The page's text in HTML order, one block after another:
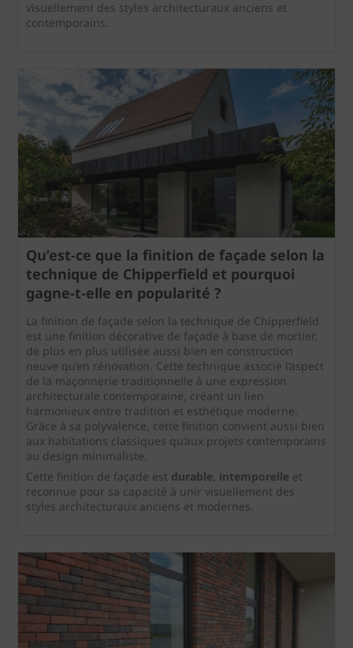
visuellement des styles architecturaux anciens et
contemporains.
Qu’est-ce que la finition de façade selon la
technique de Chipperfield et pourquoi
gagne‑t‑elle en popularité ?
La finition de façade selon la technique de Chipperfield
est une finition décorative de façade à base de mortier,
de plus en plus utilisée aussi bien en construction
neuve qu’en rénovation. Cette technique associe l’aspect
de la maçonnerie traditionnelle à une expression
architecturale contemporaine, créant un lien
harmonieux entre tradition et esthétique moderne.
Grâce à sa polyvalence, cette finition convient aussi bien
aux habitations classiques qu’aux projets contemporains
au design minimaliste.
Cette finition de façade est durable, intemporelle et
reconnue pour sa capacité à unir visuellement des
styles architecturaux anciens et modernes.